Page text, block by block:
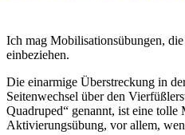
Ich mag Mobilisationsübungen,
einbeziehen.
Die einarmige Überstreckung in
Seitenwechsel über den
Quadruped“ genannt, ist eine tolle
Aktivierungsübung, vor allem,